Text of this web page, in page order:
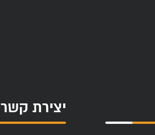
יצירת קשר